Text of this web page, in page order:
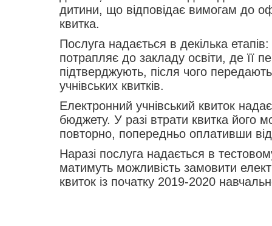
дитини, що відповідає вимогам до
квитка.
Послуга надається в декілька
потрапляє до закладу освіти, де її
підтверджують, після чого
учнівських квитків.
Електронний учнівський квиток
бюджету. У разі втрати квитка його
повторно, попередньо оплативши
Наразі послуга надається в
матимуть можливість замовити
квиток із початку 2019-2020